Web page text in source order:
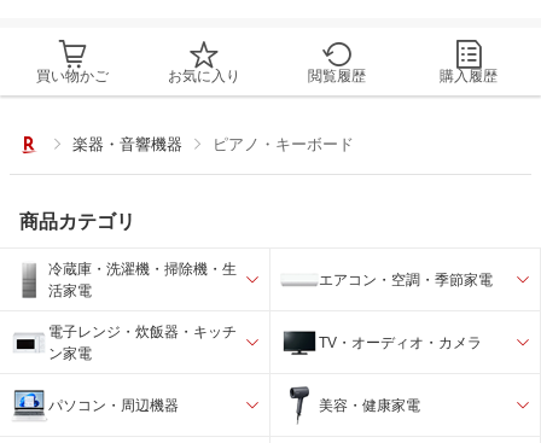
買い物かご お気に入り 閲覧履歴 購入履歴
楽器・音響機器 ピアノ・キーボード
商品カテゴリ
冷蔵庫・洗濯機・掃除機・生
活家電
エアコン・空調・季節家電
電子レンジ・炊飯器・キッチ
ン家電
TV・オーディオ・カメラ
パソコン・周辺機器 美容・健康家電